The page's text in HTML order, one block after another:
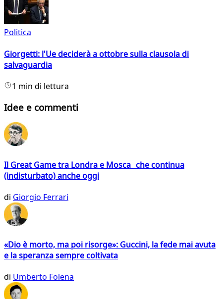
Politica
Giorgetti: l'Ue deciderà a ottobre sulla clausola di
salvaguardia
1 min di lettura
Idee e commenti
Il Great Game tra Londra e Mosca che continua
(indisturbato) anche oggi
di Giorgio Ferrari
«Dio è morto, ma poi risorge»: Guccini, la fede mai avuta
e la speranza sempre coltivata
di Umberto Folena